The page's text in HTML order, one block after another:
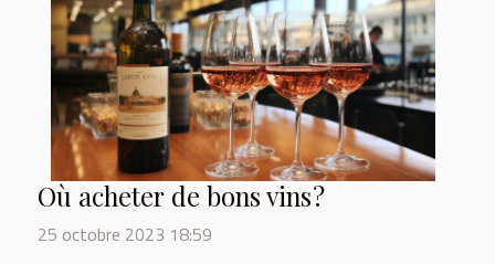
Où acheter de bons vins ?
25 octobre 2023 18:59